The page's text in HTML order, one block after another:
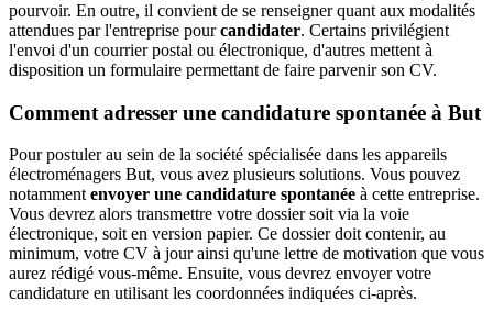
pourvoir. En outre, il convient de se renseigner quant aux modalités
attendues par l'entreprise pourcandidater. Certains privilégient
l'envoi d'un courrier postal ou électronique, d'autres mettent à
disposition un formulaire permettant de faire parvenir son CV.
Comment adresser une candidature spontanée à But
Pour postuler au sein de la société spécialisée dans les appareils
électroménagers But, vous avez plusieurs solutions. Vous pouvez
notamment envoyer une candidature spontanée à cette entreprise.
Vous devrez alors transmettre votre dossier soit via la voie
électronique, soit en version papier. Ce dossier doit contenir, au
minimum, votre CV à jour ainsi qu'une lettre de motivation que vous
aurez rédigé vous-même. Ensuite, vous devrez envoyer votre
candidature en utilisant les coordonnées indiquées ci-après.